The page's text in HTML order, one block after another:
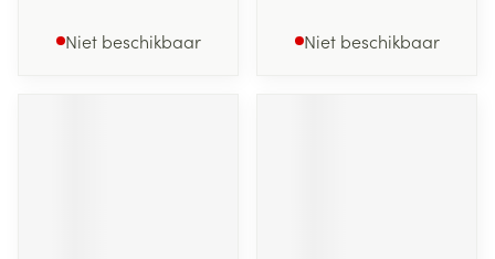
Niet beschikbaar Niet beschikbaar